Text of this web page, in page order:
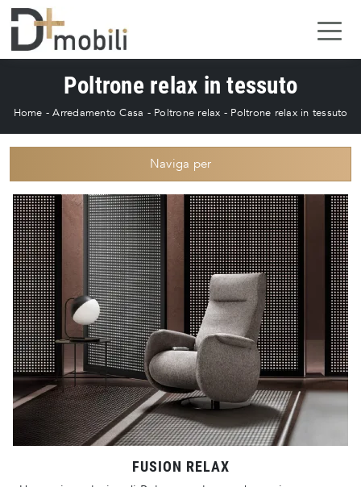
Poltrone relax in tessuto
Home -Arredamento Casa - Poltrone relax - Poltrone relax in tessuto
Naviga per
FUSION RELAX